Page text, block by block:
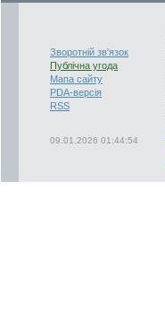
Зворотній зв'язок
Публічна угода
Мапа сайту
PDA-версія
RSS
09.01.2026 01:44:54